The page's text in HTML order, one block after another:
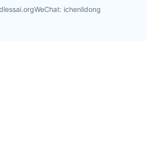
WeChat: ichenlidong